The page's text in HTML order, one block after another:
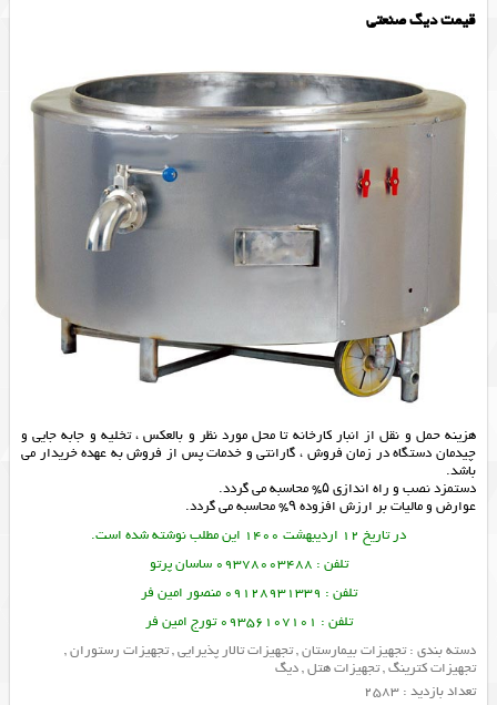
قیمت دیگ صنعتی
هزینه حمل و نقل از انبار کارخانه تا محل مورد نظر و بالعکس ، تخلیه و جابه جایی و
چیدمان دستگاه در زمان فروش ، گارانتی و خدمات پس از فروش به عهده خریدار می
باشد.
دستمزد نصب و راه اندازی ۵% محاسبه می گردد.
عوارض و مالیات بر ارزش افزوده ۹% محاسبه می گردد.
در تاریخ 12 اردیبهشت 1400 این مطلب نوشته شده است.
تلفن : 09378003488 ساسان پرتو
تلفن : 09128931339 منصور امین فر
تلفن : 09356107101 تورج امین فر
دسته بندی :تجهیزات بیمارستان,تجهیزات تالار پذیرایی,تجهیزات رستوران,
تجهیزات کترینگ,تجهیزات هتل,دیگ
تعداد بازدید : 2583